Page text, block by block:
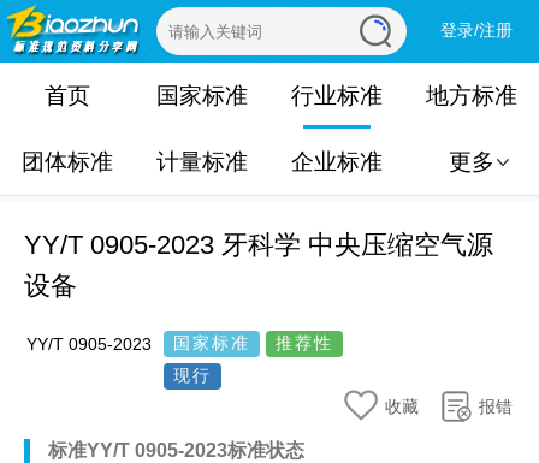
登录/注册
首页 国家标准 行业标准 地方标准
团体标准 计量标准 企业标准 更多
YY/T 0905-2023 牙科学 中央压缩空气源
设备
YY/T 0905-2023 国家标准
推荐性
现行
收藏 报错
标准YY/T 0905-2023标准状态